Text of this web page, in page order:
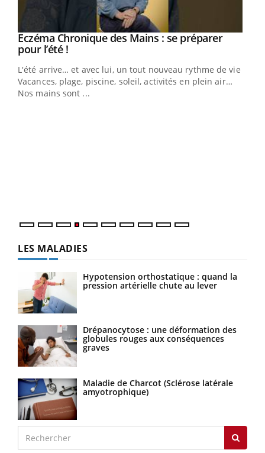
Youtube
Eczéma Chronique des Mains : se préparer
pour l’été !Youtube
L'été arrive… et avec lui, un tout nouveau rythme de vie !
Vacances, plage, piscine, soleil, activités en plein air…
Nos mains sont ...
LES MALADIES
Hypotension orthostatique : quand la
pression artérielle chute au lever
Drépanocytose : une déformation des
globules rouges aux conséquences
graves
Maladie de Charcot (Sclérose latérale
amyotrophique)